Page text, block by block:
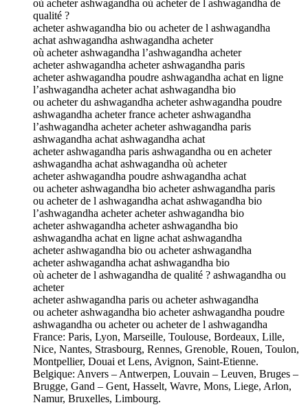
où acheter ashwagandha où acheter de l ashwagandha de
qualité ?
acheter ashwagandha bio ou acheter de l ashwagandha
achat ashwagandha ashwagandha acheter
où acheter ashwagandha l’ashwagandha acheter
acheter ashwagandha acheter ashwagandha paris
acheter ashwagandha poudre ashwagandha achat en ligne
l’ashwagandha acheter achat ashwagandha bio
ou acheter du ashwagandha acheter ashwagandha poudre
ashwagandha acheter france acheter ashwagandha
l’ashwagandha acheter acheter ashwagandha paris
ashwagandha achat ashwagandha achat
acheter ashwagandha paris ashwagandha ou en acheter
ashwagandha achat ashwagandha où acheter
acheter ashwagandha poudre ashwagandha achat
ou acheter ashwagandha bio acheter ashwagandha paris
ou acheter de l ashwagandha achat ashwagandha bio
l’ashwagandha acheter acheter ashwagandha bio
acheter ashwagandha acheter ashwagandha bio
ashwagandha achat en ligne achat ashwagandha
acheter ashwagandha bio ou acheter ashwagandha
acheter ashwagandha achat ashwagandha bio
où acheter de l ashwagandha de qualité ? ashwagandha ou
acheter
acheter ashwagandha paris ou acheter ashwagandha
ou acheter ashwagandha bio acheter ashwagandha poudre
ashwagandha ou acheter ou acheter de l ashwagandha
France: Paris, Lyon, Marseille, Toulouse, Bordeaux, Lille,
Nice, Nantes, Strasbourg, Rennes, Grenoble, Rouen, Toulon,
Montpellier, Douai et Lens, Avignon, Saint-Etienne.
Belgique: Anvers – Antwerpen, Louvain – Leuven, Bruges –
Brugge, Gand – Gent, Hasselt, Wavre, Mons, Liege, Arlon,
Namur, Bruxelles, Limbourg.